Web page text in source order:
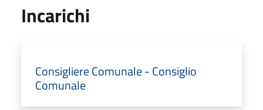
Incarichi
Consigliere Comunale - Consiglio
Comunale